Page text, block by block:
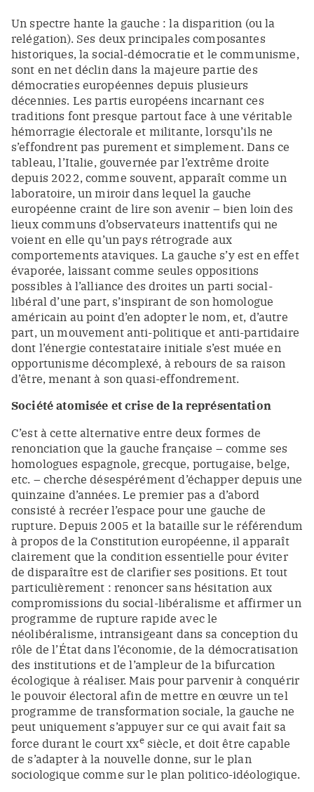
Un spectre hante la gauche : la disparition (ou la
relégation). Ses deux principales composantes
historiques, la social-démocratie et le communisme,
sont en net déclin dans la majeure partie des
démocraties européennes depuis plusieurs
décennies. Les partis européens incarnant ces
traditions font presque partout face à une véritable
hémorragie électorale et militante, lorsqu’ils ne
s’effondrent pas purement et simplement. Dans ce
tableau, l’Italie, gouvernée par l’extrême droite
depuis 2022, comme souvent, apparaît comme un
laboratoire, un miroir dans lequel la gauche
européenne craint de lire son avenir – bien loin des
lieux communs d’observateurs inattentifs qui ne
voient en elle qu’un pays rétrograde aux
comportements ataviques. La gauche s’y est en effet
évaporée, laissant comme seules oppositions
possibles à l’alliance des droites un parti social-
libéral d’une part, s’inspirant de son homologue
américain au point d’en adopter le nom, et, d’autre
part, un mouvement anti-politique et anti-partidaire
dont l’énergie contestataire initiale s’est muée en
opportunisme décomplexé, à rebours de sa raison
d’être, menant à son quasi-effondrement.
Société atomisée et crise de la représentation
C’est à cette alternative entre deux formes de
renonciation que la gauche française – comme ses
homologues espagnole, grecque, portugaise, belge,
etc. – cherche désespérément d’échapper depuis une
quinzaine d’années. Le premier pas a d’abord
consisté à recréer l’espace pour une gauche de
rupture. Depuis 2005 et la bataille sur le référendum
à propos de la Constitution européenne, il apparaît
clairement que la condition essentielle pour éviter
de disparaître est de clarifier ses positions. Et tout
particulièrement : renoncer sans hésitation aux
compromissions du social-libéralisme et affirmer un
programme de rupture rapide avec le
néolibéralisme, intransigeant dans sa conception du
rôle de l’État dans l’économie, de la démocratisation
des institutions et de l’ampleur de la bifurcation
écologique à réaliser. Mais pour parvenir à conquérir
le pouvoir électoral afin de mettre en œuvre un tel
programme de transformation sociale, la gauche ne
peut uniquement s’appuyer sur ce qui avait fait sa
force durant le court xxesiècle, et doit être capable
de s’adapter à la nouvelle donne, sur le plan
sociologique comme sur le plan politico-idéologique.